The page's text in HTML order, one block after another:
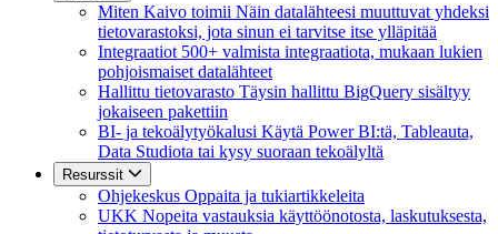
Miten Kaivo toimii Näin datalähteesi muuttuvat yhdeksi
tietovarastoksi, jota sinun ei tarvitse itse ylläpitää
Integraatiot 500+ valmista integraatiota, mukaan lukien
pohjoismaiset datalähteet
Hallittu tietovarasto Täysin hallittu BigQuery sisältyy
jokaiseen pakettiin
BI- ja tekoälytyökalusi Käytä Power BI:tä, Tableauta,
Data Studiota tai kysy suoraan tekoälyltä
Resurssit
Ohjekeskus Oppaita ja tukiartikkeleita
UKK Nopeita vastauksia käyttöönotosta, laskutuksesta,